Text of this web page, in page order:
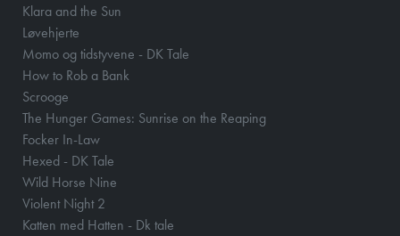
Klara and the Sun
Løvehjerte
Momo og tidstyvene - DK Tale
How to Rob a Bank
Scrooge
The Hunger Games: Sunrise on the Reaping
Focker In-Law
Hexed - DK Tale
Wild Horse Nine
Violent Night 2
Katten med Hatten - Dk tale